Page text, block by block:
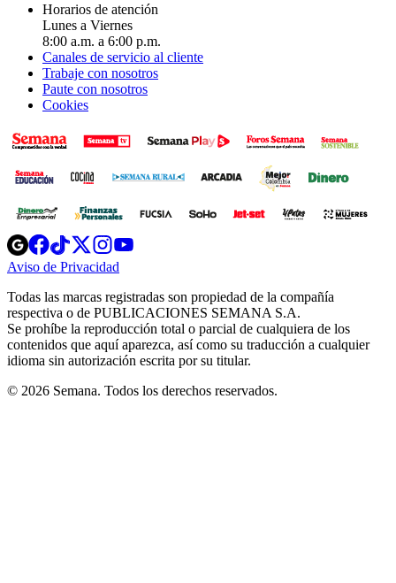
Horarios de atención
Lunes a Viernes
8:00 a.m. a 6:00 p.m.
Canales de servicio al cliente
Trabaje con nosotros
Paute con nosotros
Cookies
Opens
in
new
Opens
in
new
Opens
in
new
window
Opens
new
windowwindow
Aviso de Privacidad
new
window
Todas las marcas registradas son propiedad de la compañía
respectiva o de PUBLICACIONES SEMANA S.A.
Se prohíbe la reproducción total o parcial de cualquiera de los
contenidos que aquí aparezca, así como su traducción a cualquier
idioma sin autorización escrita por su titular.
© 2026 Semana. Todos los derechos reservados.